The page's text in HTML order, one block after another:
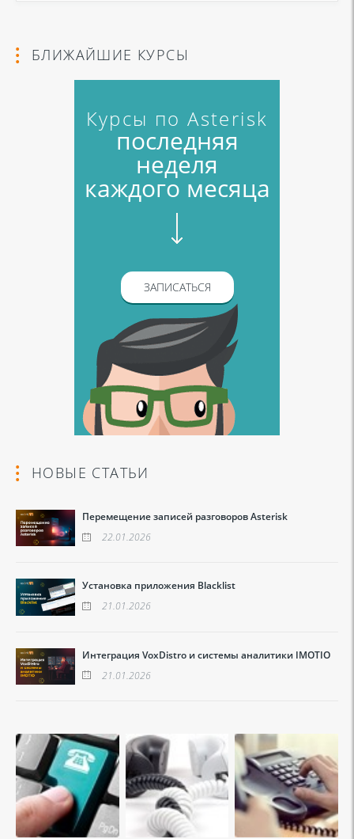
БЛИЖАЙШИЕ КУРСЫ
Курсы по Asterisk
последняя
неделя
каждого месяца
ЗАПИСАТЬСЯ
НОВЫЕ СТАТЬИ
Перемещение записей разговоров Asterisk
22.01.2026
Установка приложения Blacklist
21.01.2026
Интеграция VoxDistro и системы аналитики IMOTIO
21.01.2026